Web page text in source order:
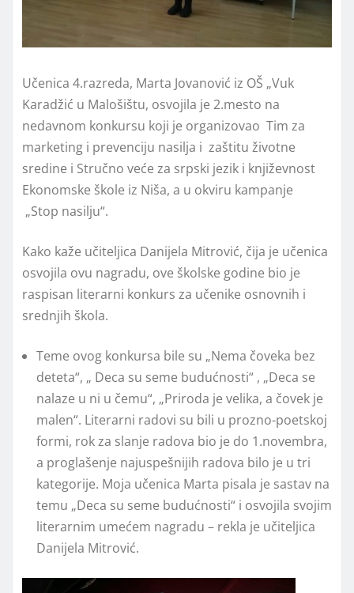
Učenica 4.razreda, Marta Jovanović iz OŠ „Vuk
Karadžić u Malošištu, osvojila je 2.mesto na
nedavnom konkursu koji je organizovao Tim za
marketing i prevenciju nasilja i zaštitu životne
sredine i Stručno veće za srpski jezik i književnost
Ekonomske škole iz Niša, a u okviru kampanje
„Stop nasilju“.
Kako kaže učiteljica Danijela Mitrović, čija je učenica
osvojila ovu nagradu, ove školske godine bio je
raspisan literarni konkurs za učenike osnovnih i
srednjih škola.
Teme ovog konkursa bile su „Nema čoveka bez
deteta“, „ Deca su seme budućnosti“ , „Deca se
nalaze u ni u čemu“, „Priroda je velika, a čovek je
malen“. Literarni radovi su bili u prozno-poetskoj
formi, rok za slanje radova bio je do 1.novembra,
a proglašenje najuspešnijih radova bilo je u tri
kategorije. Moja učenica Marta pisala je sastav na
temu „Deca su seme budućnosti“ i osvojila svojim
literarnim umećem nagradu – rekla je učiteljica
Danijela Mitrović.